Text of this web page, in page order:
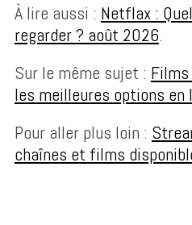
À lire aussi : Netflax :
regarder ? août 2026.
Sur le même sujet :
les meilleures options en
Pour aller plus loin :
chaînes et films